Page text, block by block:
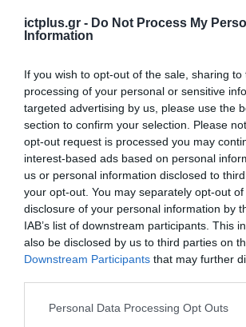
ictplus.gr - Do Not Process My
Information
If you wish to opt-out of the sale, sharing
processing of your personal or sensitive
targeted advertising by us, please use the
section to confirm your selection. Please
opt-out request is processed you may
interest-based ads based on personal
us or personal information disclosed to
your opt-out. You may separately opt-out
disclosure of your personal information by
IAB’s list of downstream participants. This
also be disclosed by us to third parties on
Downstream Participants that may further
Please note that this website/app uses one
Personal Data Processing Opt Outs
ανακοίνωσε ο υπουργός
Σταϊκούρας, το κόστος του
καταβολή αναμένεται να γίνει
αφού ολοκληρωθούν οι
«επιστρεπτέας προκαταβολής […]